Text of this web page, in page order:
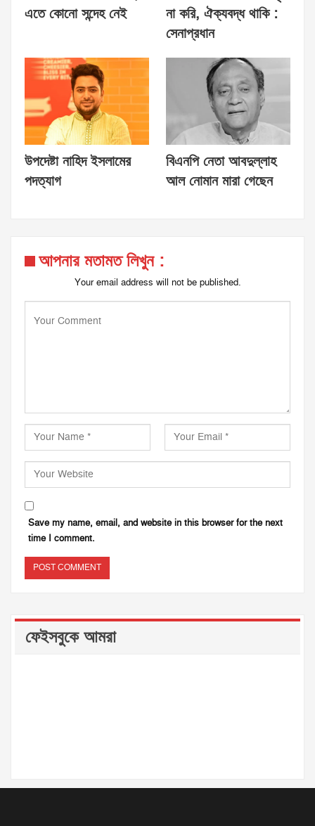
এতে কোনো সন্দেহ নেই
না করি, ঐক্যবদ্ধ থাকি :
সেনাপ্রধান
উপদেষ্টা নাহিদ ইসলামের
পদত্যাগ
বিএনপি নেতা আবদুল্লাহ
আল নোমান মারা গেছেন
আপনার মতামত লিখুন :
Your email address will not be published.
Save my name, email, and website in this browser for the next
time I comment.
ফেইসবুকে আমরা